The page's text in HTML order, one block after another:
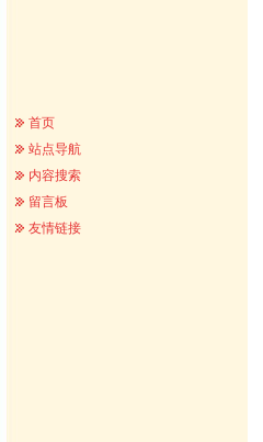
首页
站点导航
内容搜索
留言板
友情链接